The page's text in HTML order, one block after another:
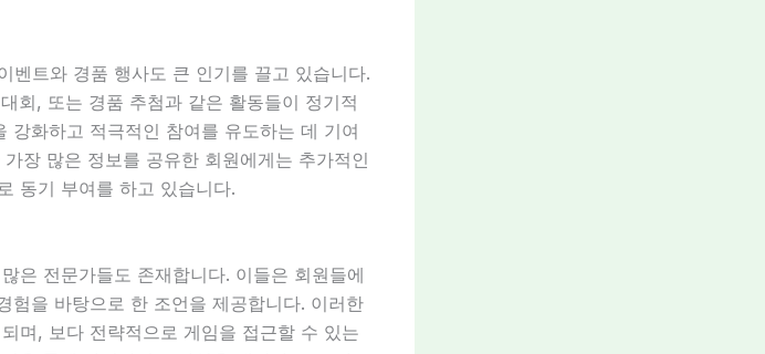
벤트와 경품 행사도 큰 인기를 끌고 있습니다.
회, 또는 경품 추첨과 같은 활동들이 정기적
강화하고 적극적인 참여를 유도하는 데 기여
장 많은 정보를 공유한 회원에게는 추가적인
동기 부여를 하고 있습니다.
은 전문가들도 존재합니다. 이들은 회원들에
험을 바탕으로 한 조언을 제공합니다. 이러한
며, 보다 전략적으로 게임을 접근할 수 있는